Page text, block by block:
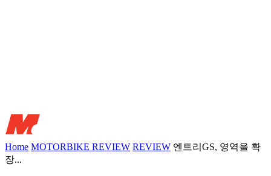
Home MOTORBIKE REVIEW REVIEW 엔트리GS, 영역을 확
장...